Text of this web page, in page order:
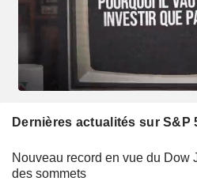
Dernières actualités sur S&P
Nouveau record en vue du Dow
des sommets